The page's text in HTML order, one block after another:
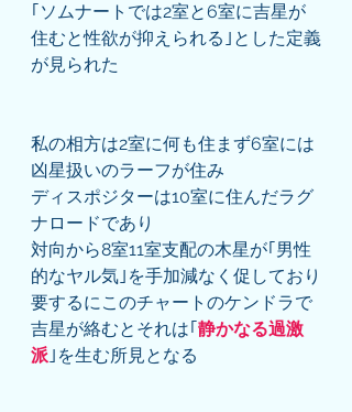
｢ソムナートでは2室と6室に吉星が
住むと性欲が抑えられる｣とした定義
が見られた
私の相方は2室に何も住まず6室には
凶星扱いのラーフが住み
ディスポジターは10室に住んだラグ
ナロードであり
対向から8室11室支配の木星が｢男性
的なヤル気｣を手加減なく促しており
要するにこのチャートのケンドラで
吉星が絡むとそれは｢ 静かなる過激
派 ｣を生む所見となる